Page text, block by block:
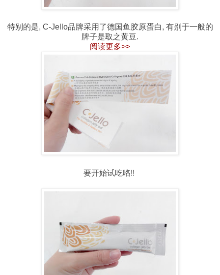
特别的是, C-Jello品牌采用了德国鱼胶原蛋白, 有别于一般的
牌子是取之黄豆.
阅读更多>>
要开始试吃咯!!